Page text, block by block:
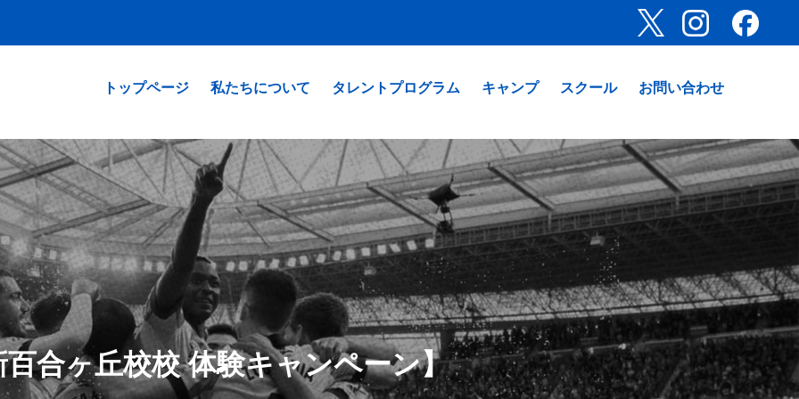
トップページ 私たちについて タレントプログラム キャンプ スクール お問い合わせ
百合ヶ丘校校 体験キャンペーン】